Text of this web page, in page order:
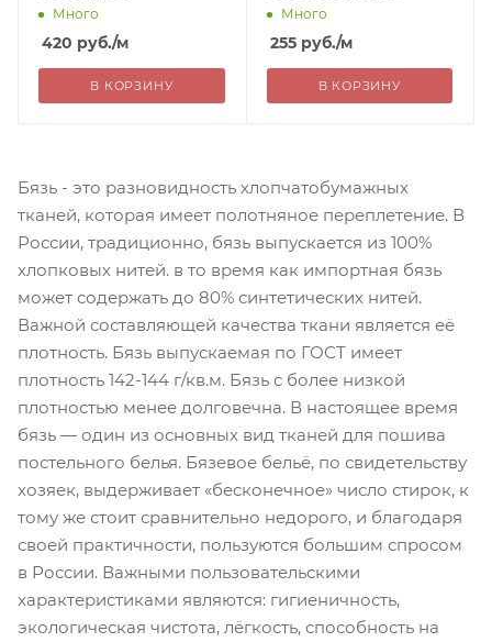
Много
420 руб./м
В КОРЗИНУ
Много
255руб./м
В КОРЗИНУ
Бязь - это разновидность хлопчатобумажных
тканей, которая имеет полотняное переплетение. В
России, традиционно, бязь выпускается из 100%
хлопковых нитей. в то время как импортная бязь
может содержать до 80% синтетических нитей.
Важной составляющей качества ткани является её
плотность. Бязь выпускаемая по ГОСТ имеет
плотность 142-144 г/кв.м. Бязь с более низкой
плотностью менее долговечна. В настоящее время
бязь — один из основных вид тканей для пошива
постельного белья. Бязевое бельё, по свидетельству
хозяек, выдерживает «бесконечное» число стирок, к
тому же стоит сравнительно недорого, и благодаря
своей практичности, пользуются большим спросом
в России. Важными пользовательскими
характеристиками являются: гигиеничность,
экологическая чистота, лёгкость, способность на